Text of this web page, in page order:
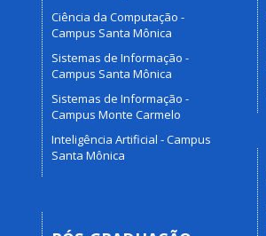
Ciência da Computação -
Campus Santa Mônica
Sistemas de Informação -
Campus Santa Mônica
Sistemas de Informação -
Campus Monte Carmelo
Inteligência Artificial - Campus
Santa Mônica